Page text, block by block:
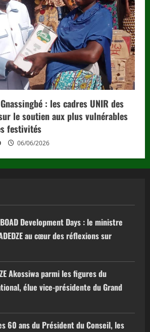
: les cadres UNIR des
le soutien aux plus vulnérables
festivités
06/06/2026
Development Days : le ministre
au cœur des réflexions sur
Akossiwa parmi les figures du
élue vice-présidente du Grand
60 ans du Président du Conseil, les